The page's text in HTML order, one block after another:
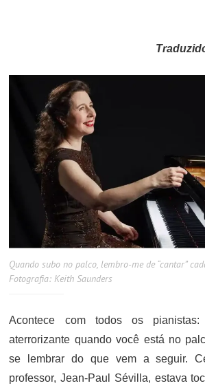
Quando subo no palco, lembro-me de “cantar”
Fotografia: Keith Saunders
Acontece com todos os pianistas:
aterrorizante quando você está no
se lembrar do que vem a seguir.
professor, Jean-Paul Sévilla, estava